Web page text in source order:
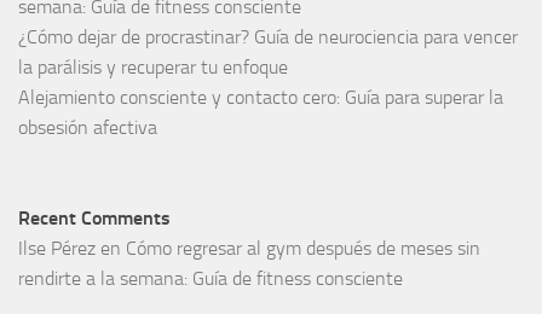
semana: Guía de fitness consciente
¿Cómo dejar de procrastinar? Guía de neurociencia para vencer
la parálisis y recuperar tu enfoque
Alejamiento consciente y contacto cero: Guía para superar la
obsesión afectiva
Recent Comments
Ilse Pérez en Cómo regresar al gym después de meses sin
rendirte a la semana: Guía de fitness consciente